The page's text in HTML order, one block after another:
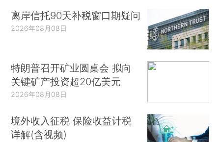
离岸信托90天补税窗口期疑问
2026年08月08日
特朗普召开矿业圆桌会 拟向
关键矿产投资超20亿美元
2026年08月08日
境外收入征税 保险收益计税
详解(含视频)